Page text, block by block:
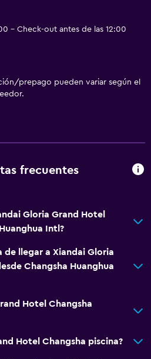
- Check-out antes de las 12:00
prepago pueden variar según el
frecuentes
Gloria Grand Hotel
Intl?
de llegar a Xiandai Gloria
Changsha Huanghua
Hotel Changsha
Hotel Changsha piscina?